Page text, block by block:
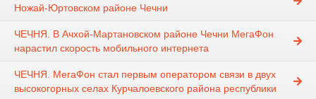
Ножай-Юртовском районе Чечни
ЧЕЧНЯ. В Ачхой-Мартановском районе Чечни МегаФон
нарастил скорость мобильного интернета
ЧЕЧНЯ. МегаФон стал первым оператором связи в двух
высокогорных селах Курчалоевского района республики